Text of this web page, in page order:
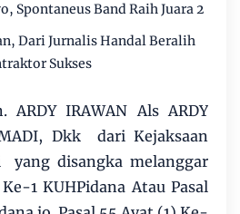
Spontaneus Band Raih Juara 2
Dari Jurnalis Handal Beralih
Sukses
ARDY IRAWAN Als ARDY
Dkk dari Kejaksaan
yang disangka melanggar
1 KUHPidana Atau Pasal